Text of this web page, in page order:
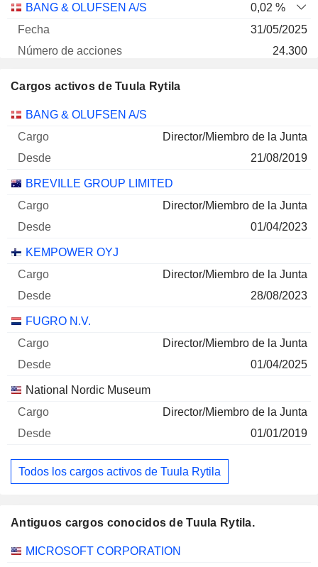
BANG & OLUFSEN A/S
0,02 %
31/05/2025
24.300
Cargos activos de Tuula Rytila
Empresas Cargo Inicio
BANG & OLUFSEN A/S
Director/Miembro de la Junta
21/08/2019
BREVILLE GROUP LIMITED
Director/Miembro de la Junta
01/04/2023
KEMPOWER OYJ
Director/Miembro de la Junta
28/08/2023
FUGRO N.V.
Director/Miembro de la Junta
01/04/2025
National Nordic Museum
Director/Miembro de la Junta
01/01/2019
Todos los cargos activos de Tuula Rytila
Antiguos cargos conocidos de Tuula Rytila.
Empresas Cargo Fin
MICROSOFT CORPORATION